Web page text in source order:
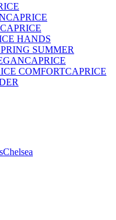
CAPRICE
CAPRICE
HANDS
SUMMER
CAPRICE
COMFORTCAPRICE
Chelsea